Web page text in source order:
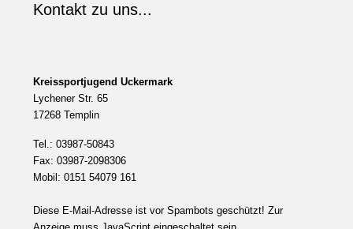
Kontakt zu uns...
Kreissportjugend Uckermark
Lychener Str. 65
17268 Templin
Tel.: 03987-50843
Fax: 03987-2098306
Mobil: 0151 54079 161
Diese E-Mail-Adresse ist vor Spambots geschützt! Zur